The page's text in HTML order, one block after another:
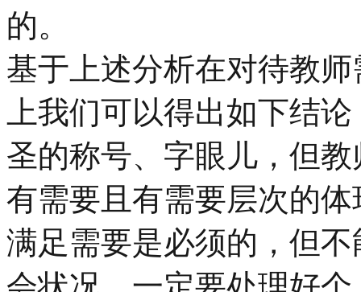
的。
基于上述分析在对待教
上我们可以得出如下结
圣的称号、字眼儿，但
有需要且有需要层次的
满足需要是必须的，但